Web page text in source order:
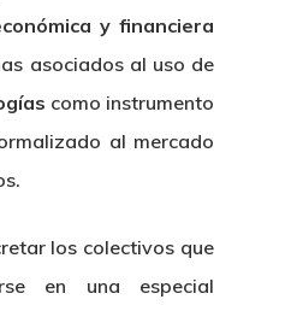
y financiera
asociados al uso de
como instrumento
al mercado
los colectivos que
en una especial